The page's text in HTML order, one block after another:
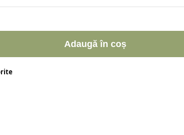
Adaugă în coș